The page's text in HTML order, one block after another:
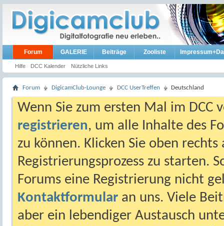
Forum
Hilfe DCC Kalender Nützliche Links
GALERIE Beiträge Zooliste
Forum DigicamClub-Lounge DCC UserTreffen Deutschland
Wenn Sie zum ersten Mal im DCC
registrieren, um alle Inhalte des
zu können. Klicken Sie oben
Registrierungsprozess zu starten.
Forums eine Registrierung nicht
Kontaktformular an uns. Viele
aber ein lebendiger Austausch